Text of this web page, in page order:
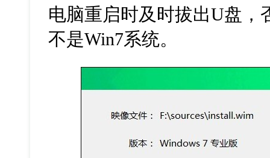
电脑重启时及时拔出U盘，
不是Win7系统。